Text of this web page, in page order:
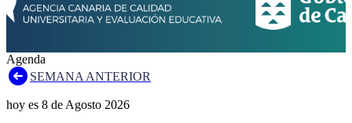
Agenda
SEMANA ANTERIOR
hoy es 8 de Agosto 2026